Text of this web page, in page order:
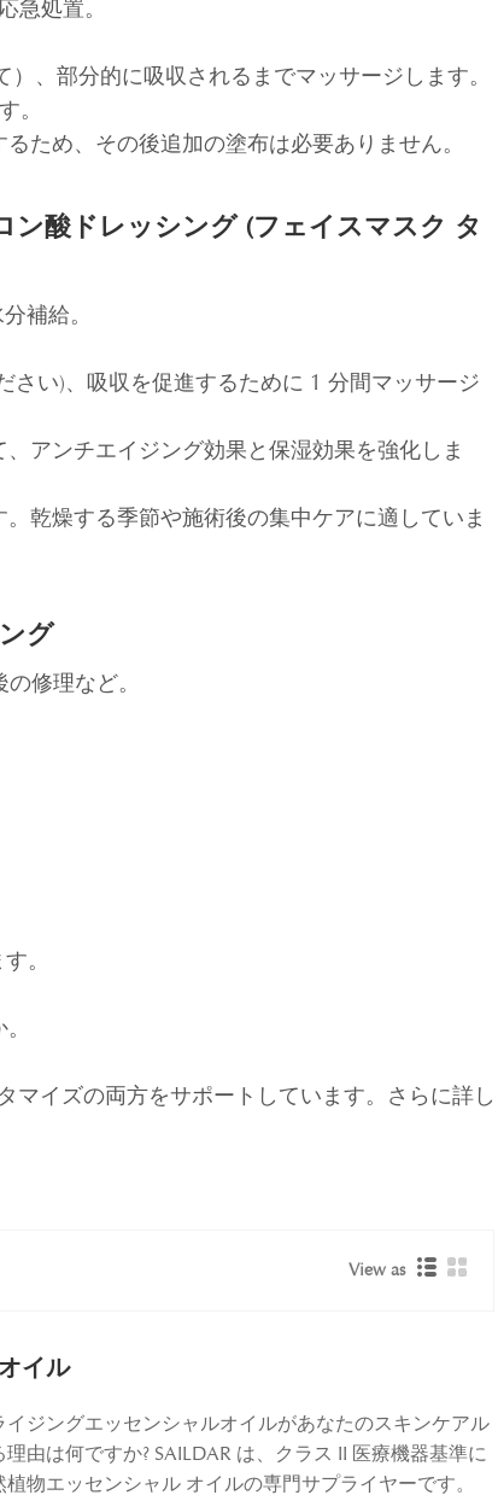
急処置。
、部分的に吸収されるまでマッサージします。
。
ため、その後追加の塗布は必要ありません。
ン酸ドレッシング (フェイスマスク タ
補給。
い)、吸収を促進するために 1 分間マッサージ
アンチエイジング効果と保湿効果を強化しま
乾燥する季節や施術後の集中ケアに適していま
グ
修理など。
。
マイズの両方をサポートしています。さらに詳し
View as
イル
ジングエッセンシャルオイルがあなたのスキンケアル
由は何ですか? SAILDAR は、クラス II 医療機器基準に
物エッセンシャル オイルの専門サプライヤーです。